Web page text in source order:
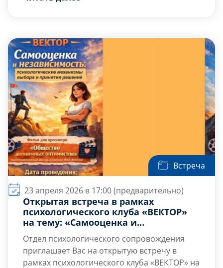
психологического киноклуба, где искусство
кино станет инструментом для
исследования себя и стратегий поведения в
конфликте.
Встреча
23 апреля 2026 в 17:00 (предварительно)
Открытая встреча в рамках
психологического клуба «ВЕКТОР»
на тему: «Самооценка и
независимость: психологические
механизмы выбора и принятий
решений»
Отдел психологического сопровождения
приглашает Вас на открытую встречу в
рамках психологического клуба «ВЕКТОР» на